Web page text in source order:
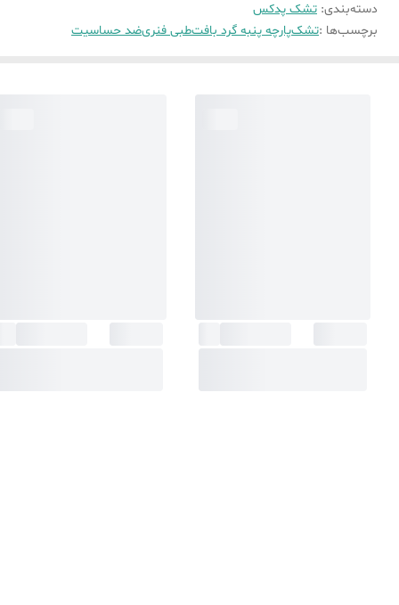
دسته‌بندی: تشک پدکس
برچسب‌ها :تشکپارچه پنبه گرد بافتطبی فنریضد حساسیت